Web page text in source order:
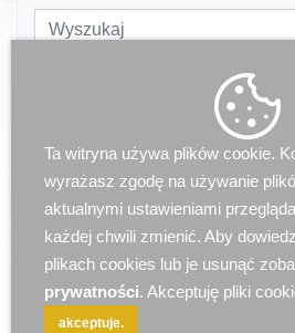
Ta witryna używa plików cookie.
wyrażasz zgodę na używanie
aktualnymi ustawieniami
każdej chwili zmienić. Aby
plikach cookies lub je usunąć
prywatności. Akceptuję pliki
akceptuje.